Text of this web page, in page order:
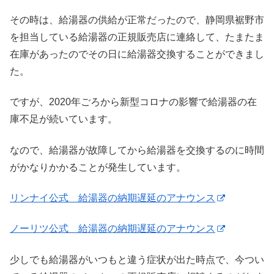
その時は、給湯器の供給が正常だったので、静岡県裾野市
を担当している給湯器の正規販売店に連絡して、たまたま
在庫があったのでその日に給湯器交換することができまし
た。
ですが、2020年ごろから新型コロナの影響で給湯器の在
庫不足が続いています。
なので、給湯器が故障してから給湯器を交換するのに時間
がかなりかかることが発生しています。
リンナイ公式 給湯器の納期遅延のアナウンス
ノーリツ公式 給湯器の納期遅延のアナウンス
少しでも給湯器がいつもと違う症状が出た時点で、今つい